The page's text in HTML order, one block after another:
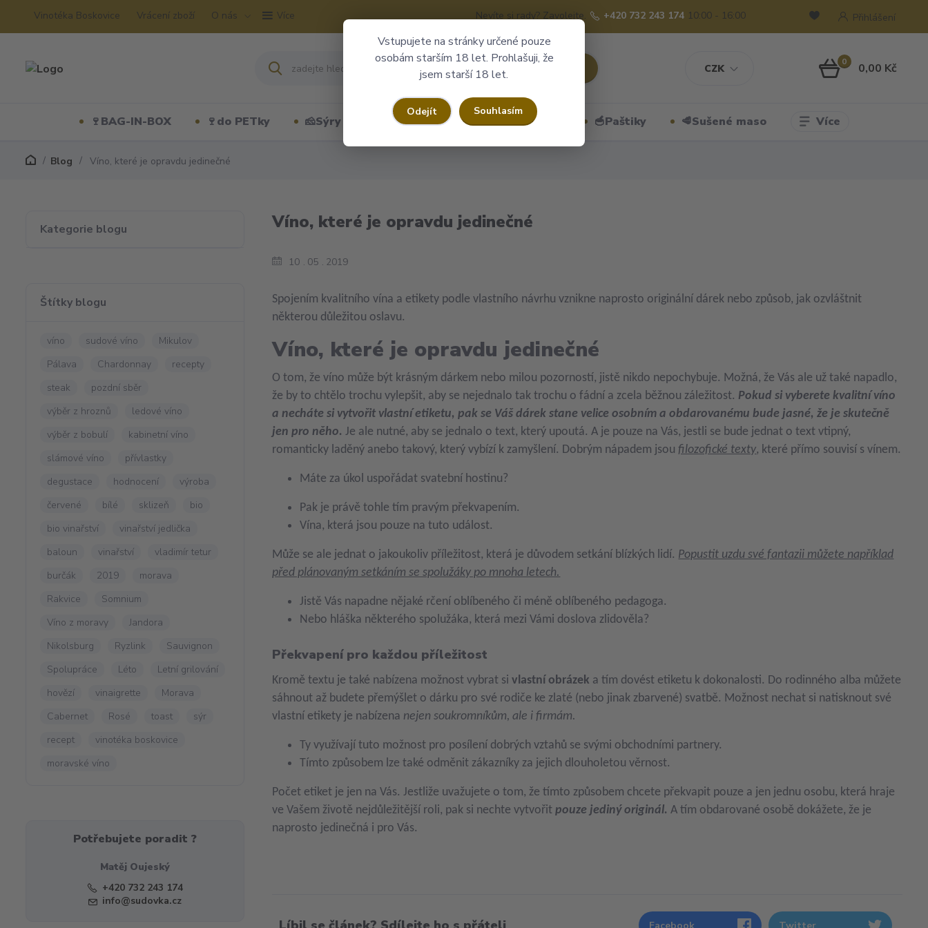
Vstupujete na stránky určené pouze
osobám starším 18 let. Prohlašuji, že
jsem starší 18 let.
Odejít Souhlasím
Vinotéka Boskovice Vrácení zboží O nás Více
CZK
Přihlášení
Nevíte si rady? Zavolejte. +420 732 243 174 10:00 - 16:00
0 0,00 Kč
🍷BAG-IN-BOX 🍷do PETky 🧀Sýry 🍷Portské 🎁Dárkové obaly 🥣Paštiky 🥩Sušené maso Více
Blog Víno, které je opravdu jedinečné
Kategorie blogu
Štítky blogu
víno sudové víno
Mikulov
Pálava
Chardonnay
recepty
steak
pozdní sběr
výběr z hroznů
ledové víno
výběr z bobulí
kabinetní víno
slámové víno
přívlastky
degustace
hodnocení
výroba
červené
bílé sklizeň
bio
bio vinařství
vinařství jedlička
baloun
vinařství
vladimír tetur
burčák
2019
morava
Rakvice
Somnium
Víno z moravy
Jandora
Nikolsburg
Ryzlink
Sauvignon
Spolupráce
Léto
Letní grilování
hovězí
vinaigrette
Morava
Cabernet
Rosé toast
sýr
recept
vinotéka boskovice
moravské víno
Potřebujete poradit ?
Matěj Oujeský
+420 732 243 174
info@sudovka.cz
10 05 2019
Víno, které je opravdu jedinečné
Spojením kvalitního vína a etikety podle vlastního návrhu vznikne naprosto originální dárek nebo způsob, jak ozvláštnit
některou důležitou oslavu.
Víno, které je opravdu jedinečné
O tom, že víno může být krásným dárkem nebo milou pozorností, jistě nikdo nepochybuje. Možná, že Vás ale už také napadlo,
že by to chtělo trochu vylepšit, aby se nejednalo tak trochu o fádní a zcela běžnou záležitost. Pokud si vyberete kvalitní víno
a necháte si vytvořit vlastní etiketu, pak se Váš dárek stane velice osobním a obdarovanému bude jasné, že je skutečně
jen pro něho. Je ale nutné, aby se jednalo o text, který upoutá. A je pouze na Vás, jestli se bude jednat o text vtipný,
romanticky laděný anebo takový, který vybízí k zamyšlení. Dobrým nápadem jsoufilozofické texty, které přímo souvisí s vínem.
Máte za úkol uspořádat svatební hostinu?
Pak je právě tohle tím pravým překvapením.
Vína, která jsou pouze na tuto událost.
Může se ale jednat o jakoukoliv příležitost, která je důvodem setkání blízkých lidí. Popustit uzdu své fantazii můžete například
před plánovaným setkáním se spolužáky po mnoha letech.
Jistě Vás napadne nějaké rčení oblíbeného či méně oblíbeného pedagoga.
Nebo hláška některého spolužáka, která mezi Vámi doslova zlidověla?
Překvapení pro každou příležitost
Kromě textu je také nabízena možnost vybrat sivlastní obrázek a tím dovést etiketu k dokonalosti. Do rodinného alba můžete
sáhnout až budete přemýšlet o dárku pro své rodiče ke zlaté (nebo jinak zbarvené) svatbě. Možnost nechat si natisknout své
vlastní etikety je nabízena nejen soukromníkům, ale i firmám.
Ty využívají tuto možnost pro posílení dobrých vztahů se svými obchodními partnery.
Tímto způsobem lze také odměnit zákazníky za jejich dlouholetou věrnost.
Počet etiket je jen na Vás. Jestliže uvažujete o tom, že tímto způsobem chcete překvapit pouze a jen jednu osobu, která hraje
ve Vašem životě nejdůležitější roli, pak si nechte vytvořitpouze jediný originál. A tím obdarované osobě dokážete, že je
naprosto jedinečná i pro Vás.